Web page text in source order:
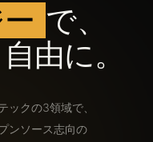
で、
由に。
ックの3領域で、
ンソース志向の